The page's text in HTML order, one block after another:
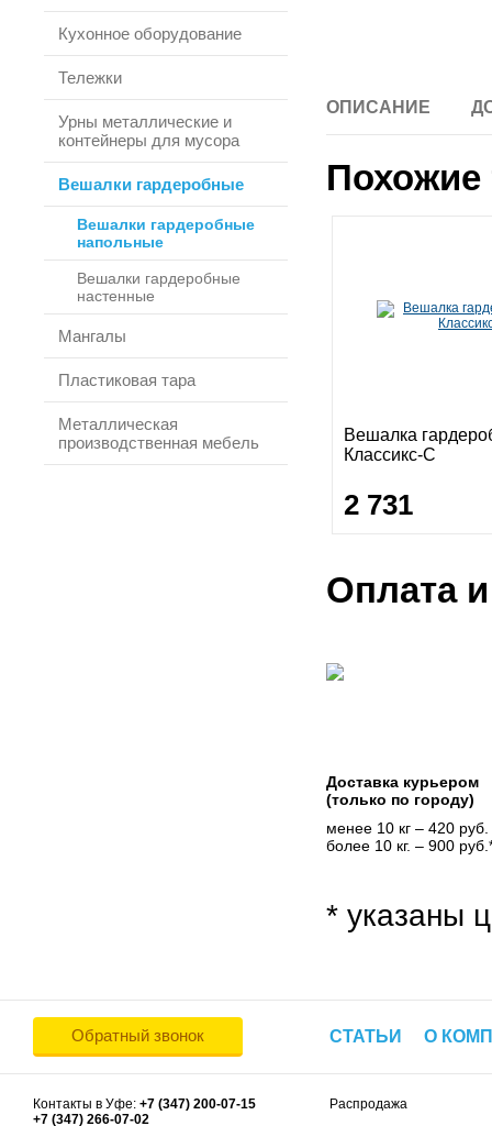
Кухонное оборудование
Тележки
Урны металлические и
контейнеры для мусора
Вешалки гардеробные
Вешалки гардеробные
напольные
Вешалки гардеробные
настенные
Мангалы
Пластиковая тара
Металлическая
производственная мебель
ОПИСАНИЕ
Вешалка
Классикс-С
2 731
Оплата
Доставка курьером
(только по городу)
менее 10 кг – 420 руб.
более 10 кг. – 900
* указаны
Обратный звонок СТАТЬИ О
Контакты в Уфе: +7 (347) 200-07-15
+7 (347) 266-07-02
Распродажа